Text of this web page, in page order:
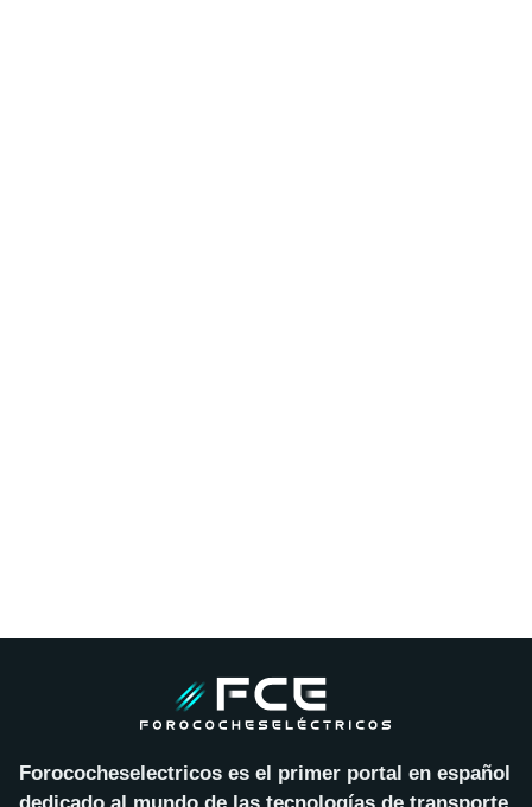
Forococheselectricos es el primer portal en español